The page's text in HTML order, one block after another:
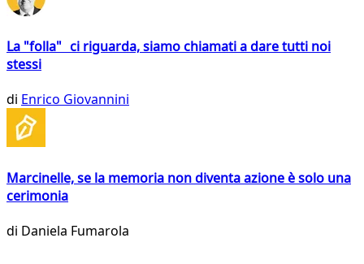
La "folla" ci riguarda, siamo chiamati a dare tutti noi
stessi
di Enrico Giovannini
Marcinelle, se la memoria non diventa azione è solo una
cerimonia
di Daniela Fumarola